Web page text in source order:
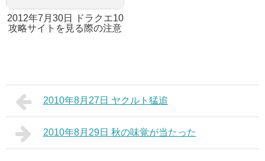
2012年7月30日 ドラクエ10
攻略サイトを見る際の注意
2010年8月27日 ヤクルト猛追
2010年8月29日 秋の味覚が当たった